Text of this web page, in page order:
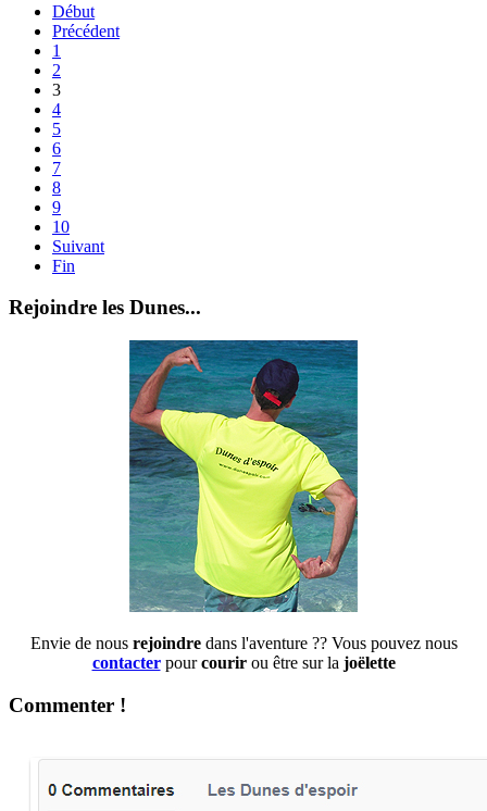
Début
Précédent
1
2
3
4
5
6
7
8
9
10
Suivant
Fin
Rejoindre les Dunes...
Envie de nous rejoindre dans l'aventure ?? Vous pouvez nous
contacterpourcourir ou être sur la joëlette
Commenter !